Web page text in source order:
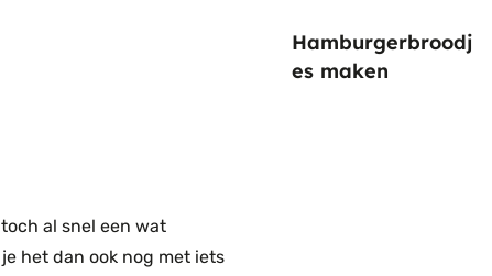
al snel een wat
het dan ook nog met iets
Hamburgerbroodj
es maken